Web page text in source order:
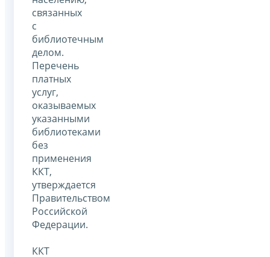
связанных
с
библиотечным
делом.
Перечень
платных
услуг,
оказываемых
указанными
библиотеками
без
применения
ККТ,
утверждается
Правительством
Российской
Федерации.
ККТ